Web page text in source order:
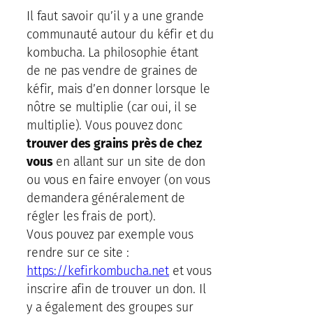
Il faut savoir qu’il y a une grande
communauté autour du kéfir et du
kombucha. La philosophie étant
de ne pas vendre de graines de
kéfir, mais d’en donner lorsque le
nôtre se multiplie (car oui, il se
multiplie). Vous pouvez donc
trouver des grains près de chez
vousen allant sur un site de don
ou vous en faire envoyer (on vous
demandera généralement de
régler les frais de port).
Vous pouvez par exemple vous
rendre sur ce site :
https://kefirkombucha.net et vous
inscrire afin de trouver un don. Il
y a également des groupes sur